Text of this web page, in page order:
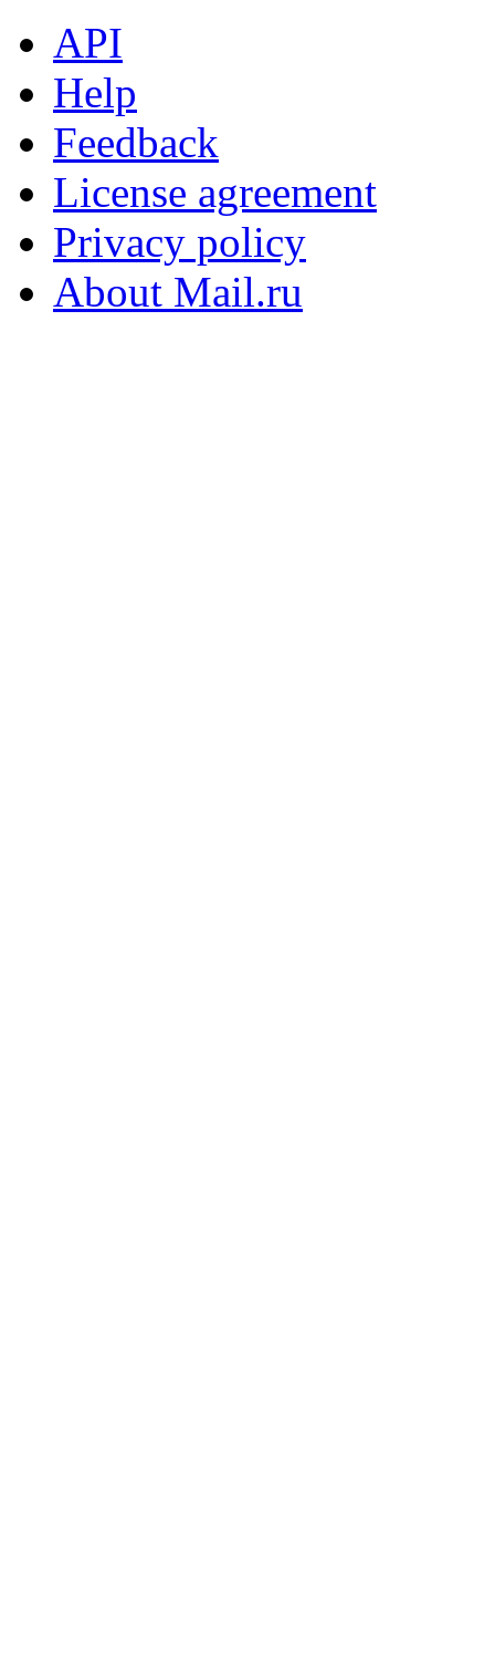
API
Help
Feedback
License agreement
Privacy policy
About Mail.ru